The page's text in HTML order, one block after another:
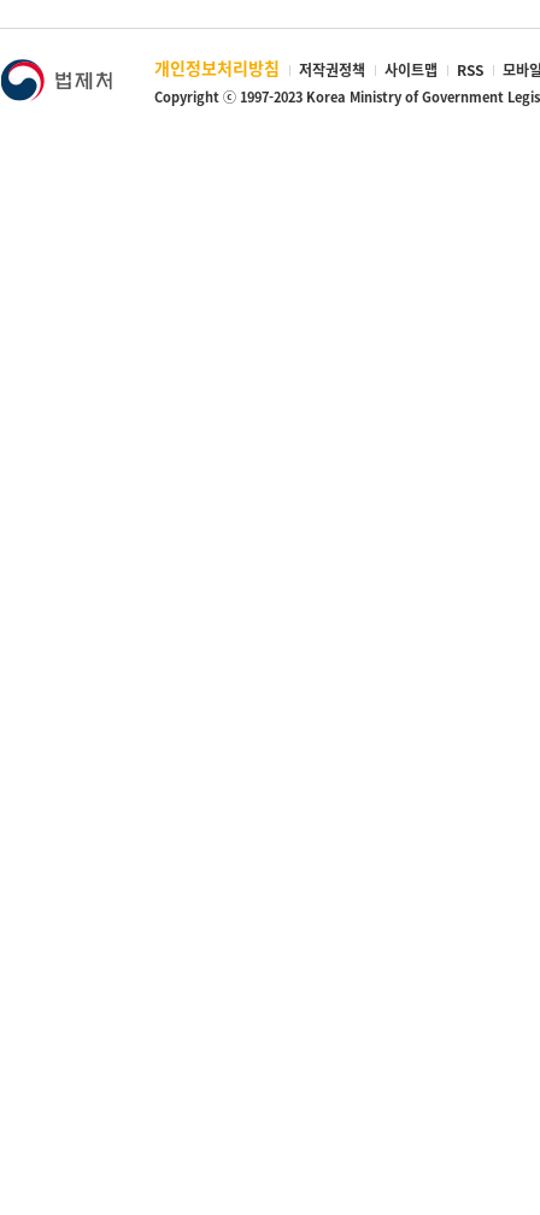
개인정보처리방침 저작권정책 사이트맵 RSS 모바
Copyright ⓒ 1997-2023 Korea Ministry of Government